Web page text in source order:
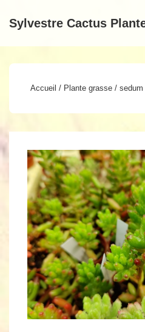
passer
Sylvestre Cactus
Accueil / Plante grasse / sedum